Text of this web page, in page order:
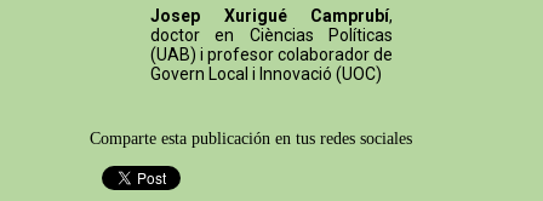
Josep Xurigué Camprubí,
doctor en Cièncias Políticas
(UAB) i profesor colaborador de
Govern Local i Innovació (UOC)
Comparte esta publicación en tus redes sociales